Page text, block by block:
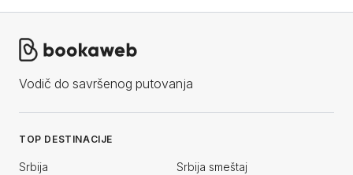
Vodič do savršenog putovanja
TOP DESTINACIJE
Srbija Srbija smeštaj